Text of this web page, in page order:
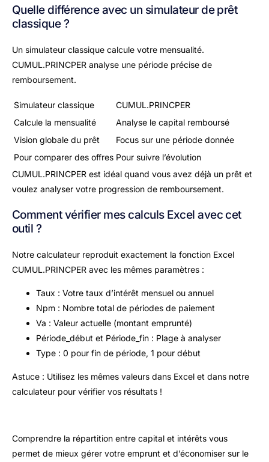
Quelle différence avec un simulateur de prêt
classique ?
Un simulateur classique calcule votre mensualité.
CUMUL.PRINCPER analyse une période précise de
remboursement.
Simulateur classique
CUMUL.PRINCPER
Calcule la mensualité
Analyse le capital remboursé
Vision globale du prêt
Focus sur une période donnée
Pour comparer des offres Pour suivre l’évolution
CUMUL.PRINCPER est idéal quand vous avez déjà un prêt et
voulez analyser votre progression de remboursement.
Comment vérifier mes calculs Excel avec cet
outil ?
Notre calculateur reproduit exactement la fonction Excel
CUMUL.PRINCPER avec les mêmes paramètres :
Taux : Votre taux d’intérêt mensuel ou annuel
Npm : Nombre total de périodes de paiement
Va : Valeur actuelle (montant emprunté)
Période_début et Période_fin : Plage à analyser
Type : 0 pour fin de période, 1 pour début
Astuce : Utilisez les mêmes valeurs dans Excel et dans notre
calculateur pour vérifier vos résultats !
Comprendre la répartition entre capital et intérêts vous
permet de mieux gérer votre emprunt et d’économiser sur le